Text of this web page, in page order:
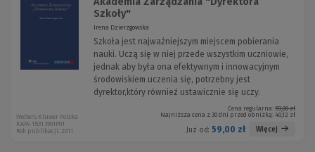
Szkoły"
Irena Dzierzgowska
Szkoła jest najważniejszym miejscem pobierania
nauki. Uczą się w niej przede wszystkim uczniowie,
jednak aby była ona efektywnym i innowacyjnym
środowiskiem uczenia się, potrzebny jest
dyrektor,który również ustawicznie się uczy.
Cena regularna: 59,00 zł
Najniższa cena z 30 dni przed obniżką: 40,12 zł
Już od: 59,00 zł Więcej
Wolters Kluwer Polska
KAM-1531 W01P01
Rok publikacji: 2011